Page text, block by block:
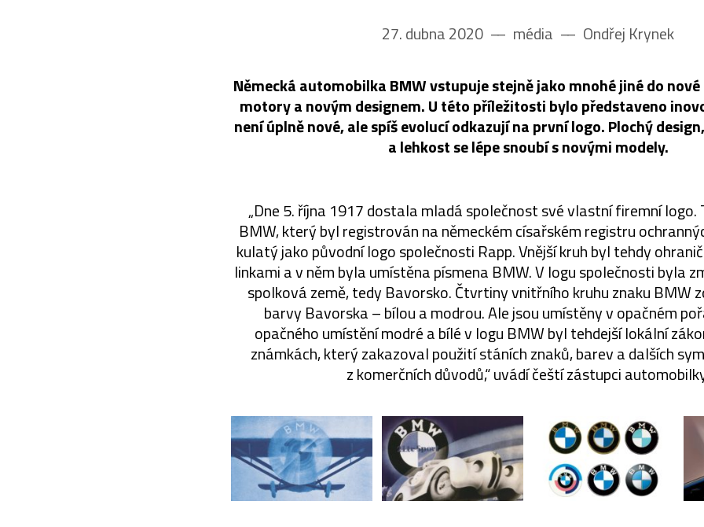
27. dubna 2020 –– média –– Ondřej Krynek
Německá automobilka BMW vstupuje stejně jako mnohé jiné do
motory a novým designem. U této příležitosti bylo představeno
není úplně nové, ale spíš evolucí odkazují na první logo. Plochý
a lehkost se lépe snoubí s novými modely.
„Dne 5. října 1917 dostala mladá společnost své vlastní firemní logo.
BMW, který byl registrován na německém císařském registru
kulatý jako původní logo společnosti Rapp. Vnější kruh byl tehdy
linkami a v něm byla umístěna písmena BMW. V logu společnosti byla
spolková země, tedy Bavorsko. Čtvrtiny vnitřního kruhu znaku BMW
barvy Bavorska – bílou a modrou. Ale jsou umístěny v opačném
opačného umístění modré a bílé v logu BMW byl tehdejší lokální
známkách, který zakazoval použití stáních znaků, barev a dalších
z komerčních důvodů,“ uvádí čeští zástupci